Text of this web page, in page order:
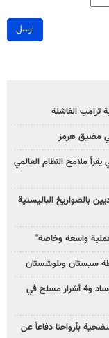
ارسل
ترامب الفاشلة
مضيق هرمز
ملامح النظام العالمي
بالصواريخ الباليستية
واسعة وخاصة"
سيستان وبلوشستان
وزارة الأمن الإيرانية: اعتقال 21 عميلاً للموساد و4 أشرار مسلح في
بأرواحنا دفاعاً عن